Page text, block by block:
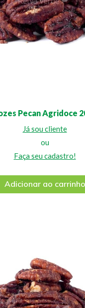
Pecan Agridoce
Já sou cliente
ou
Faça seu cadastro!
Adicionar ao carrinho